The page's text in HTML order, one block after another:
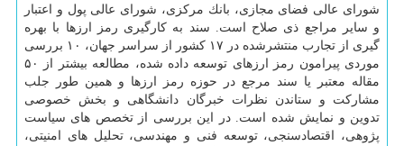
شورای عالی فضای مجازی، بانك مركزی، شورای عالی پول و اعتبار
و سایر مراجع ذی صلاح است. سند به كارگیری رمز ارزها با بهره
گیری از تجارب منتشرشده در ۱۷ كشور از سراسر جهان، ۱۰ بررسی
موردی پیرامون رمز ارزهای توسعه داده شده، مطالعه بیشتر از ۵۰
مقاله معتبر یا سند مرجع در حوزه رمز ارزها و همین طور جلب
مشاركت و ستاندن نظرات خبرگان دانشگاهی و بخش خصوصی
تدوین و نمایش شده است. در این بررسی از تخصص های سیاست
پژوهی، اقتصادسنجی، توسعه فنی و مهندسی، تحلیل های امنیتی،